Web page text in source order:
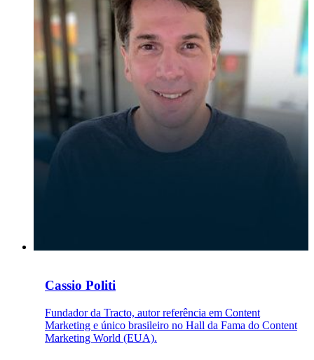
Cassio Politi
Fundador da Tracto, autor referência em Content
Marketing e único brasileiro no Hall da Fama do Content
Marketing World (EUA).